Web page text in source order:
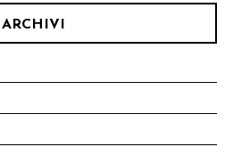
ARCHIVI